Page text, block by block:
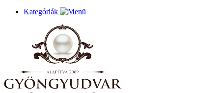
Kategóriák